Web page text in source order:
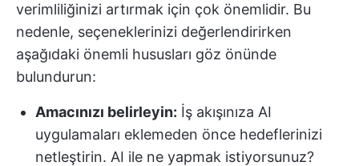
verimliliğinizi artırmak için çok önemlidir. Bu
nedenle, seçeneklerinizi değerlendirirken
aşağıdaki önemli hususları göz önünde
bulundurun:
Amacınızı belirleyin: İş akışınıza AI
uygulamaları eklemeden önce hedeflerinizi
netleştirin. AI ile ne yapmak istiyorsunuz?